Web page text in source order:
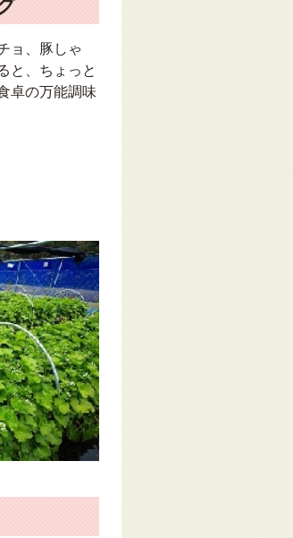
ョ、豚しゃ
と、ちょっと
卓の万能調味